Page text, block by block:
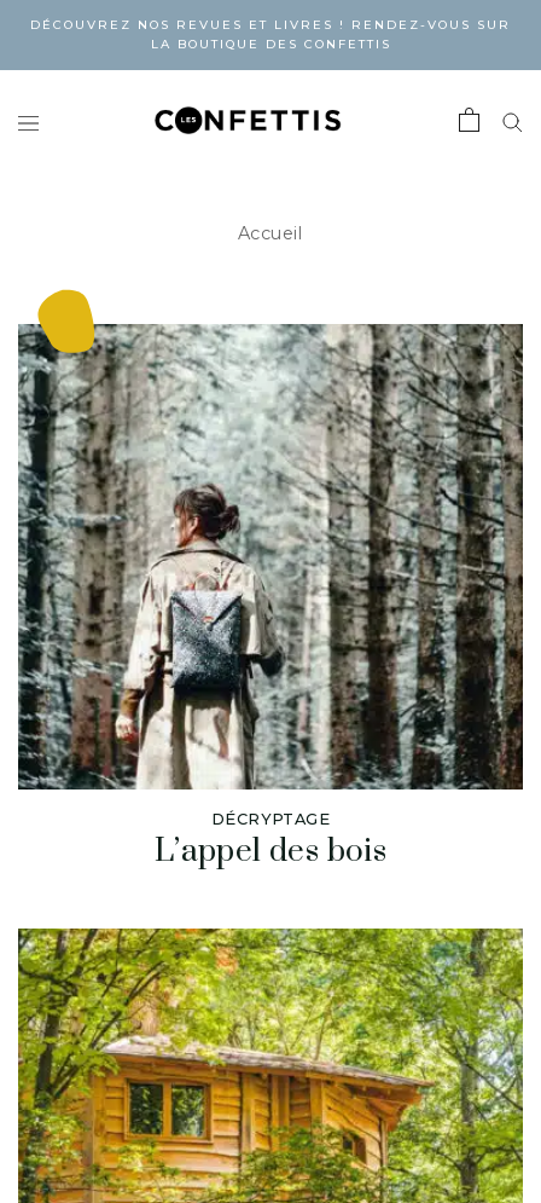
DÉCOUVREZ NOS REVUES ET LIVRES ! RENDEZ-VOUS SUR
LA BOUTIQUE DES CONFETTIS
Accueil
DÉCRYPTAGE
L’appel des bois